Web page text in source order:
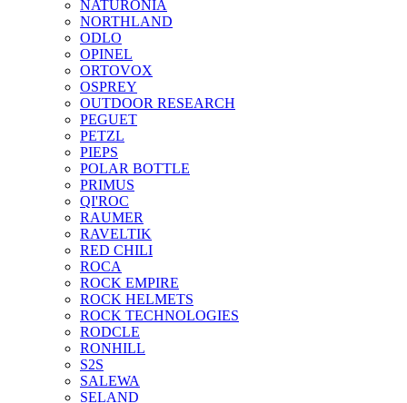
NATURONIA
NORTHLAND
ODLO
OPINEL
ORTOVOX
OSPREY
OUTDOOR RESEARCH
PEGUET
PETZL
PIEPS
POLAR BOTTLE
PRIMUS
QI'ROC
RAUMER
RAVELTIK
RED CHILI
ROCA
ROCK EMPIRE
ROCK HELMETS
ROCK TECHNOLOGIES
RODCLE
RONHILL
S2S
SALEWA
SELAND